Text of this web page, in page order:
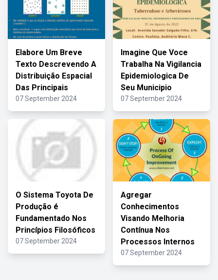
Elabore Um Breve
Texto Descrevendo A
Distribuição Espacial
Das Principais
07 September 2024
Imagine Que Voce
Trabalha Na Vigilancia
Epidemiologica De
Seu Municipio
07 September 2024
O Sistema Toyota De
Produção é
Fundamentado Nos
Princípios Filosóficos
07 September 2024
Agregar
Conhecimentos
Visando Melhoria
Contínua Nos
Processos Internos
07 September 2024